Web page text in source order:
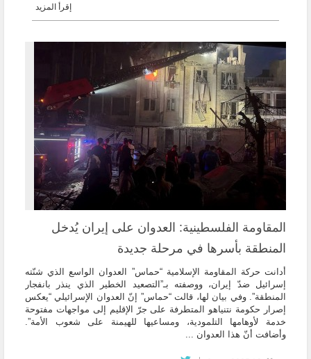
إقرأ المزيد
المقاومة الفلسطينية: العدوان على إيران يُدخل
المنطقة بأسرها في مرحلة جديدة
أدانت حركة المقاومة الإسلامية “حماس” العدوان الواسع الذي شنّته
إسرائيل ضدّ إيران، ووصفته بـ”التصعيد الخطير الذي ينذر بانفجار
المنطقة”. وفي بيان لها، قالت “حماس” إنّ العدوان الإسرائيلي “يعكس
إصرار حكومة نتنياهو المتطرفة على جرّ الإقليم إلى مواجهات مفتوحة
خدمة لأوهامها التلمودية، ومساعيها للهيمنة على شعوب الأمة”.
وأضافت أنّ هذا العدوان ...